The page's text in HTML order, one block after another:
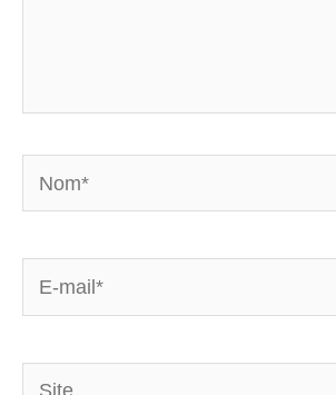
Nom*
E-
mail*
Site